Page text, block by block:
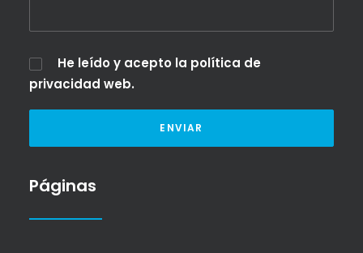
He leído y acepto la política de
privacidad web.
Páginas